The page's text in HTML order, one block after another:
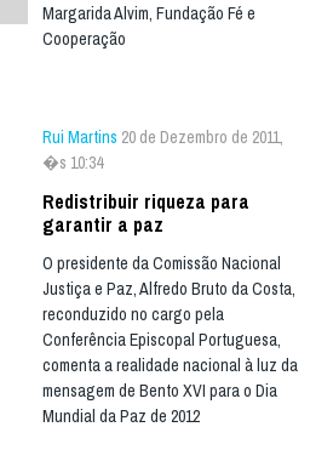
Margarida Alvim, Fundação Fé e
Cooperação
Rui Martins 20 de Dezembro de 2011,
�s 10:34
Redistribuir riqueza para
garantir a paz
O presidente da Comissão Nacional
Justiça e Paz, Alfredo Bruto da Costa,
reconduzido no cargo pela
Conferência Episcopal Portuguesa,
comenta a realidade nacional à luz da
mensagem de Bento XVI para o Dia
Mundial da Paz de 2012